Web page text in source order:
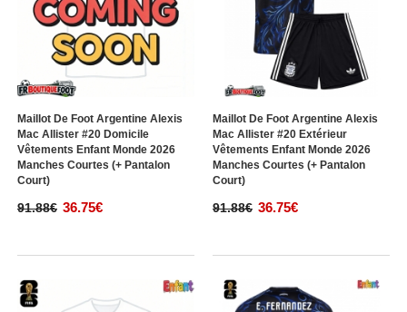
Maillot De Foot Argentine Alexis
Mac Allister #20 Domicile
Vêtements Enfant Monde 2026
Manches Courtes (+ Pantalon
Court)
91.88€ 36.75€
Maillot De Foot Argentine Alexis
Mac Allister #20 Extérieur
Vêtements Enfant Monde 2026
Manches Courtes (+ Pantalon
Court)
91.88€ 36.75€